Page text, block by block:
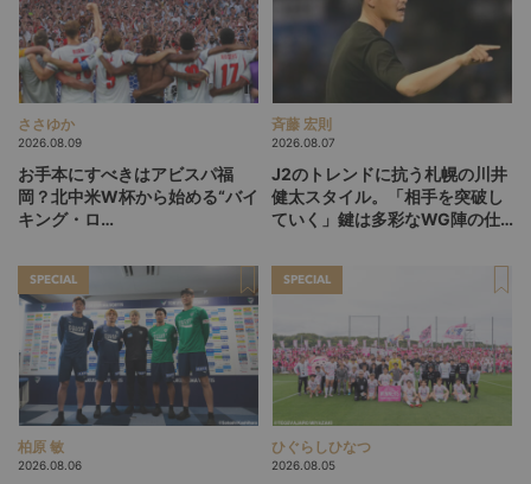
ささゆか
2026.08.09
お手本にすべきはアビスパ福
岡？北中米W杯から始める“バイ
キング・ロ
探す旅
斉藤 宏則
2026.08.07
J2のトレンドに抗う札幌の川井
健太スタイル。「相手を突破し
ていく」鍵は多彩なWG陣の仕
SPECIAL
柏原 敏
2026.08.06
SPECIAL
ひぐらしひなつ
2026.08.05